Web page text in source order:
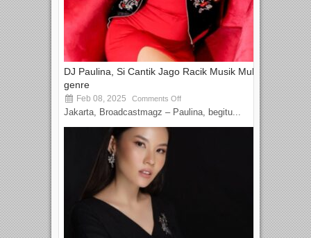
DJ Paulina, Si Cantik Jago Racik Musik Multi-
genre
Feb 08, 2025 Comments Off
Jakarta, Broadcastmagz – Paulina, begitu...